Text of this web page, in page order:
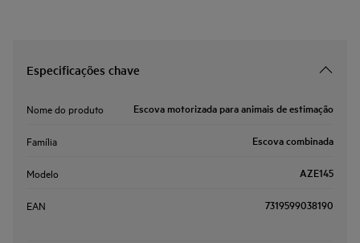
Especificações chave
Nome do produto Escova motorizada para animais de estimação
Família Escova combinada
Modelo AZE145
EAN 7319599038190